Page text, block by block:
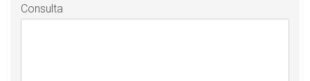
Consulta